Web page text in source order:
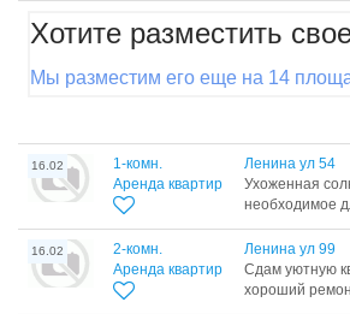
Хотите разместить
Мы разместим его еще на 14
16.02
1-комн.
Аренда квартир
Ленина ул 54
Ухоженная
необходимое
16.02
2-комн.
Аренда квартир
Ленина ул 99
Сдам уютную
хороший